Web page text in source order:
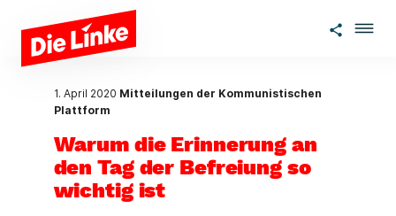
Zum Hauptinhalt springen
1. April 2020 Mitteilungen der Kommunistischen
Plattform
Warum die Erinnerung an
den Tag der Befreiung so
wichtig ist